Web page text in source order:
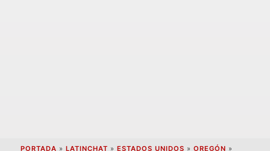
PORTADA » LATINCHAT » ESTADOS UNIDOS » OREGÓN »